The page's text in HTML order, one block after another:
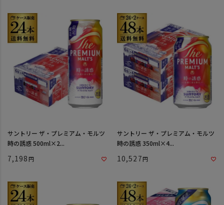
サントリー ザ・プレミアム・モルツ
時の誘惑 500ml×2...
7,198
サントリー ザ・プレミアム・モルツ
時の誘惑 350ml×4...
10,527